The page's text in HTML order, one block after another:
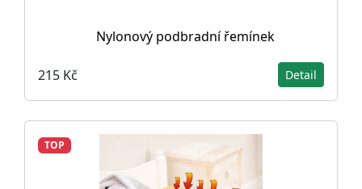
Nylonový podbradní řemínek
215 Kč Detail
TOP